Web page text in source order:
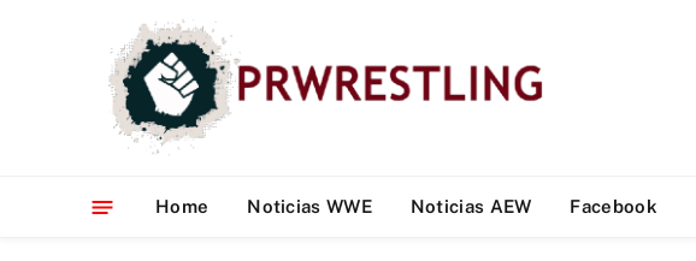
Home Noticias WWE Noticias AEW Facebook